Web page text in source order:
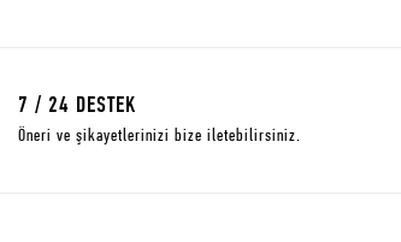
7 / 24 DESTEK
Öneri ve şikayetlerinizi bize iletebilirsiniz.